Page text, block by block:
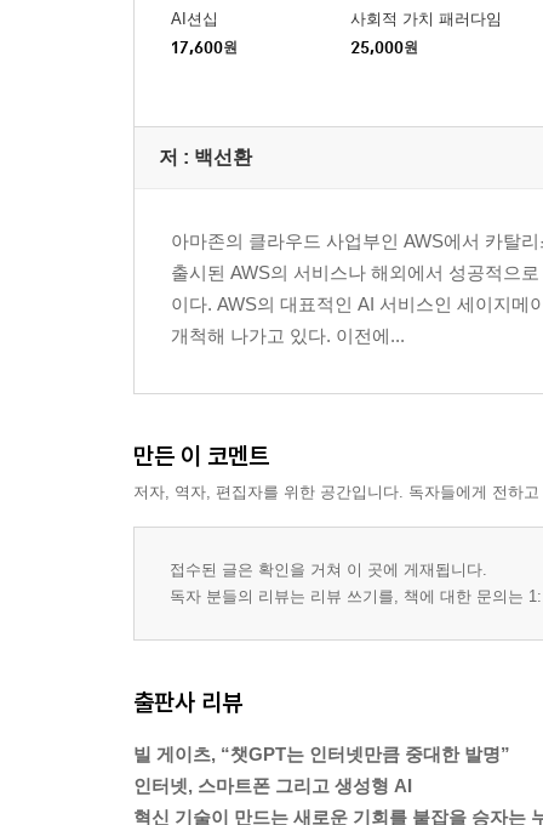
AI션십
17,600원
사회적 가치 패러다임
25,000원
저 : 백선환
아마존의 클라우드 사업부인 AWS에서 카탈
출시된 AWS의 서비스나 해외에서 성공적으
이다. AWS의 대표적인 AI 서비스인 세이지
개척해 나가고 있다. 이전에...
만든 이 코멘트
저자, 역자, 편집자를 위한 공간입니다. 독자들에게 전하
접수된 글은 확인을 거쳐 이 곳에 게재됩니다.
독자 분들의 리뷰는 리뷰 쓰기를, 책에 대한 문의는
출판사 리뷰
빌 게이츠, “챗GPT는 인터넷만큼 중대한 발명”
인터넷, 스마트폰 그리고 생성형 AI
혁신 기술이 만드는 새로운 기회를 붙잡을 승자는